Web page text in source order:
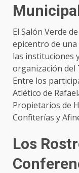
El Salón Verde
epicentro de
las instituciones
organización del
Entre los
Atlético de
Propietarios de
Confiterías y
Los